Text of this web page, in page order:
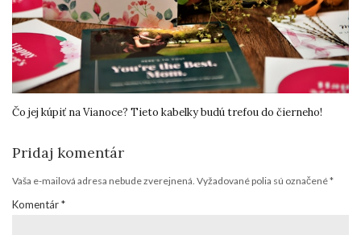
Čo jej kúpiť na Vianoce? Tieto kabelky budú trefou do čierneho!
Pridaj komentár
Vaša e-mailová adresa nebude zverejnená. Vyžadované polia sú označené*
Komentár*